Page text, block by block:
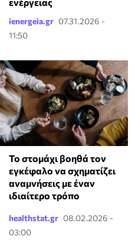
ενέργειας
ienergeia.gr 07.31.2026 -
11:50
Το στομάχι βοηθά τον
εγκέφαλο να σχηματίζει
αναμνήσεις με έναν
ιδιαίτερο τρόπο
healthstat.gr 08.02.2026 -
03:00